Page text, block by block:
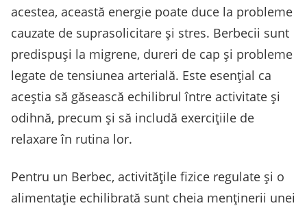
acestea, această energie poate duce la probleme
cauzate de suprasolicitare și stres. Berbecii sunt
predispuși la migrene, dureri de cap și probleme
legate de tensiunea arterială. Este esențial ca
aceștia să găsească echilibrul între activitate și
odihnă, precum și să includă exercițiile de
relaxare în rutina lor.
Pentru un Berbec, activitățile fizice regulate și o
alimentație echilibrată sunt cheia menținerii unei